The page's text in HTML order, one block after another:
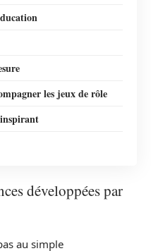
les jeux de rôle
développées par
au simple